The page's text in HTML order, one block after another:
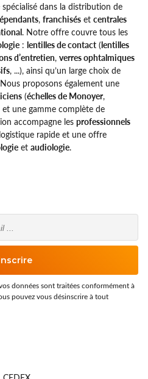
spécialisé dans la distribution de
, franchisés et centrales
. Notre offre couvre tous les
: lentilles de contact (lentilles
d’entretien, verres ophtalmiques
, ...), ainsi qu’un large choix de
proposons également une
(échelles de Monoyer,
une gamme complète de
accompagne les professionnels
rapide et une offre
et audiologie.
données sont traitées conformément à
pouvez vous désinscrire à tout